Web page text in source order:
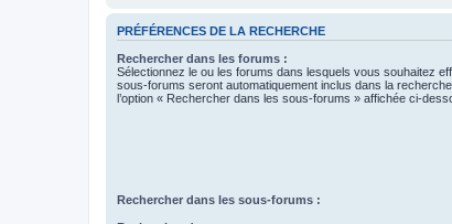
PRÉFÉRENCES DE LA RECHERCHE
Rechercher dans les forums :
Sélectionnez le ou les forums dans lesquels vous souhaitez
sous-forums seront automatiquement inclus dans la
l’option « Rechercher dans les sous-forums » affichée ci-
Rechercher dans les sous-forums :